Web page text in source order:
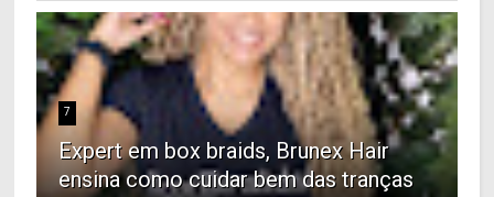
7
Expert em box braids, Brunex Hair
ensina como cuidar bem das tranças